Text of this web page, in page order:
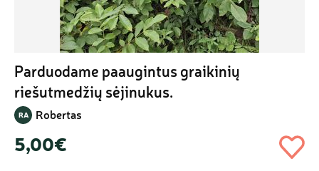
Parduodame paaugintus graikinių
riešutmedžių sėjinukus.
RA Robertas
5,00€